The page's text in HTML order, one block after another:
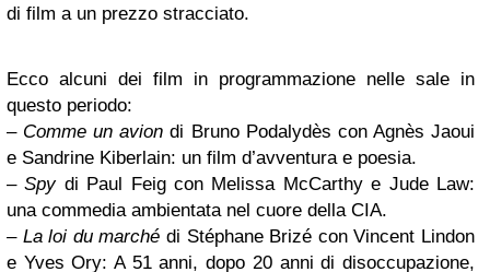
di film a un prezzo stracciato.
Ecco alcuni dei film in programmazione nelle sale in
questo periodo:
– Comme un aviondi Bruno Podalydès con Agnès Jaoui
e Sandrine Kiberlain: un film d’avventura e poesia.
–Spy di Paul Feig con Melissa McCarthy e Jude Law:
una commedia ambientata nel cuore della CIA.
– La loi du marchédi Stéphane Brizé con Vincent Lindon
e Yves Ory: A 51 anni, dopo 20 anni di disoccupazione,